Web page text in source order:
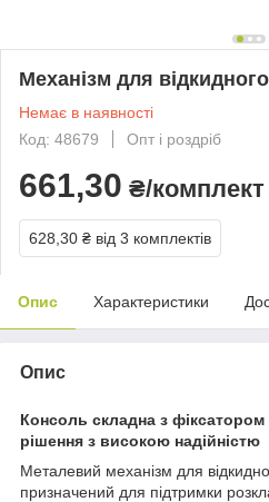
Механізм для
Немає в наявності
Код: 48679
Опт і роздріб
661,30 ₴/комплект
628,30 ₴ від 3 комплектів
Опис Характеристики
Опис
Консоль складна з
рішення з високою надійністю
Металевий механізм для
призначений для підтримки